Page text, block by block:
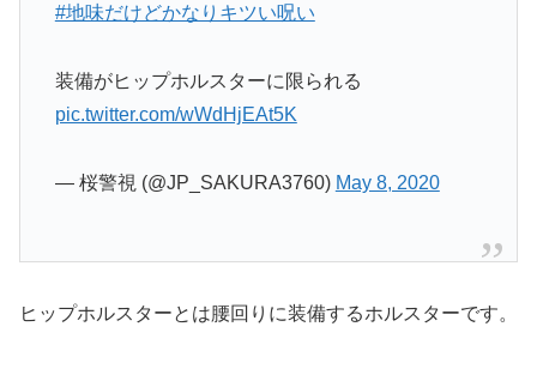
#地味だけどかなりキツい呪い
装備がヒップホルスターに限られる
pic.twitter.com/wWdHjEAt5K
— 桜警視 (@JP_SAKURA3760) May 8, 2020
ヒップホルスターとは腰回りに装備するホルスターです。